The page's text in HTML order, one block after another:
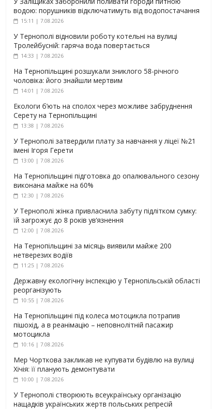
водою: порушників відключатимуть від водопостачання
15:11 | 7.08.2026
У Тернополі відновили роботу котельні на вулиці
Тролейбусній: гаряча вода повертається
14:33 | 7.08.2026
На Тернопільщині розшукали зниклого 58-річного
чоловіка: його знайшли мертвим
14:01 | 7.08.2026
Екологи б’ють на сполох через можливе забруднення
Серету на Тернопільщині
13:38 | 7.08.2026
У Тернополі затвердили плату за навчання у ліцеї №21
імені Ігоря Герети
13:00 | 7.08.2026
На Тернопільщині підготовка до опалювального сезону
виконана майже на 60%
12:30 | 7.08.2026
У Тернополі жінка привласнила забуту підлітком сумку:
їй загрожує до 8 років ув’язнення
12:00 | 7.08.2026
На Тернопільщині за місяць виявили майже 200
нетверезих водіїв
11:25 | 7.08.2026
Державну екологічну інспекцію у Тернопільській області
реорганізують
10:55 | 7.08.2026
На Тернопільщині під колеса мотоцикла потрапив
пішохід, а в реанімацію – неповнолітній пасажир
мотоцикла
10:16 | 7.08.2026
Мер Чорткова закликав не купувати будівлю на вулиці
Хічія: її планують демонтувати
10:00 | 7.08.2026
У Тернополі створюють всеукраїнську організацію
нащадків українських жертв польських репресій